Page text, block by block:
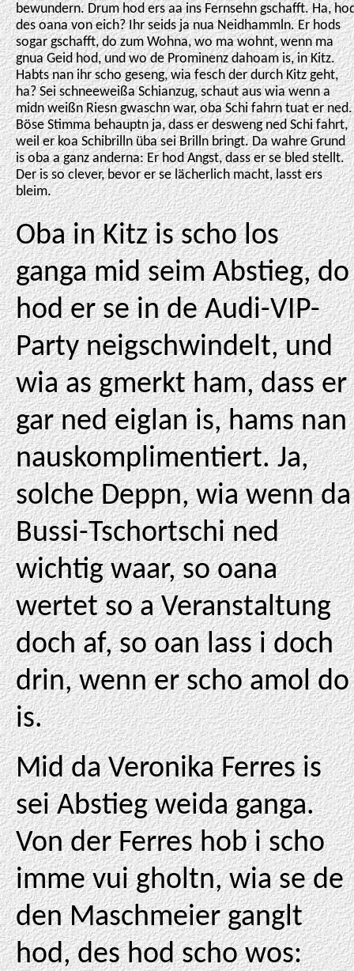
bewundern. Drum hod ers aa ins Fernsehn gschafft. Ha,
des oana von eich? Ihr seids ja nua Neidhammln. Er hods
sogar gschafft, do zum Wohna, wo ma wohnt, wenn ma
gnua Geid hod, und wo de Prominenz dahoam is, in Kitz.
Habts nan ihr scho geseng, wia fesch der durch Kitz geht,
ha? Sei schneeweißa Schianzug, schaut aus wia wenn a
midn weißn Riesn gwaschn war, oba Schi fahrn tuat er ned.
Böse Stimma behauptn ja, dass er desweng ned Schi fahrt,
weil er koa Schibrilln üba sei Brilln bringt. Da wahre Grund
is oba a ganz anderna: Er hod Angst, dass er se bled stellt.
Der is so clever, bevor er se lächerlich macht, lasst ers
bleim.
Oba in Kitz is scho los
ganga mid seim Abstieg, do
hod er se in de Audi-VIP-
Party neigschwindelt, und
wia as gmerkt ham, dass er
gar ned eiglan is, hams nan
nauskomplimentiert. Ja,
solche Deppn, wia wenn da
Bussi-Tschortschi ned
wichtig waar, so oana
wertet so a Veranstaltung
doch af, so oan lass i doch
drin, wenn er scho amol do
is.
Mid da Veronika Ferres is
sei Abstieg weida ganga.
Von der Ferres hob i scho
imme vui gholtn, wia se de
den Maschmeier ganglt
hod, des hod scho wos: